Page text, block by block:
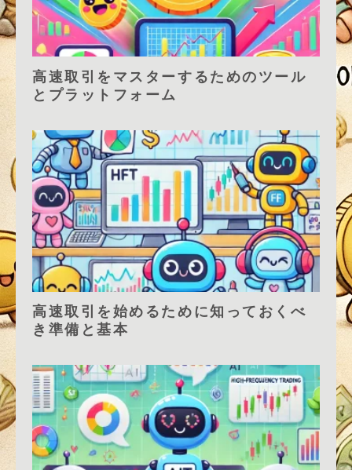
高速取引をマスターするためのツール
とプラットフォーム
高速取引を始めるために知っておくべ
き準備と基本